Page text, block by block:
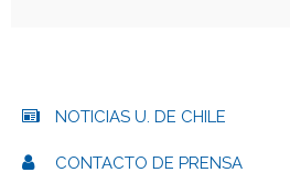
NOTICIAS U. DE CHILE
CONTACTO DE PRENSA